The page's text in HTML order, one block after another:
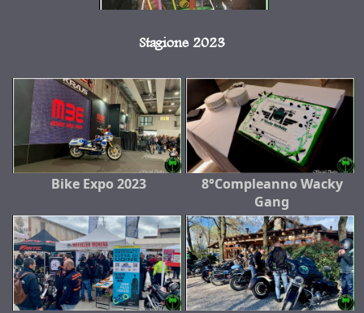
Stagione 2023
Bike Expo 2023
8°Compleanno Wacky
Gang